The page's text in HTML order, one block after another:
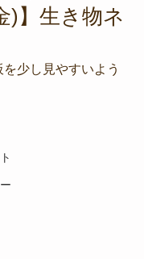
)】生き物ネ
少し見やすいよう